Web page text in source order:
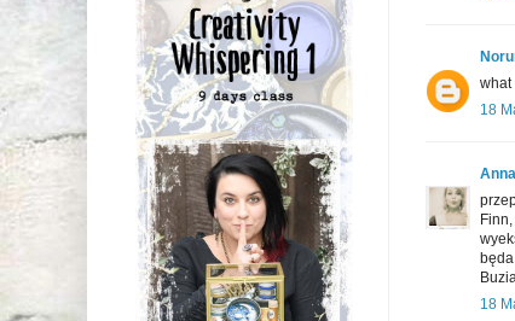
what
18
18